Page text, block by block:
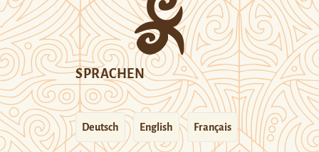
SPRACHEN
Deutsch English Français